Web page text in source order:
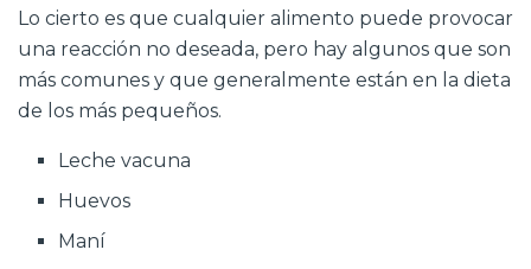
Lo cierto es que cualquier alimento puede provocar
una reacción no deseada, pero hay algunos que son
más comunes y que generalmente están en la dieta
de los más pequeños.
Leche vacuna
Huevos
Maní